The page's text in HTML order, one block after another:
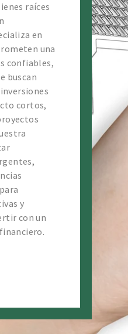
raíces
en
una
confiables,
buscan
cortos,
y
con un